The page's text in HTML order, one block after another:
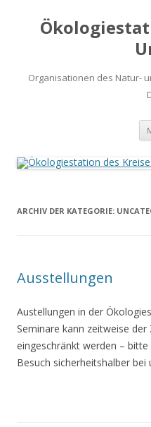
Organisationen des Natur-
ARCHIV DER KATEGORIE:
Ausstellungen
Austellungen in der
Seminare kann zeitweise
eingeschränkt werden –
Besuch sicherheitshalber bei